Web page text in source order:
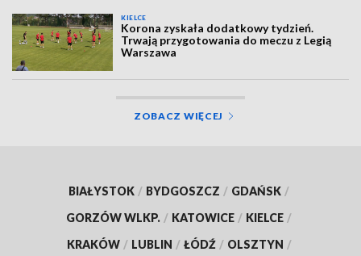
KIELCE
Korona zyskała dodatkowy tydzień.
Trwają przygotowania do meczu z Legią
Warszawa
ZOBACZ WIĘCEJ
BIAŁYSTOK / BYDGOSZCZ / GDAŃSK /
GORZÓW WLKP. / KATOWICE / KIELCE /
KRAKÓW / LUBLIN / ŁÓDŹ / OLSZTYN /